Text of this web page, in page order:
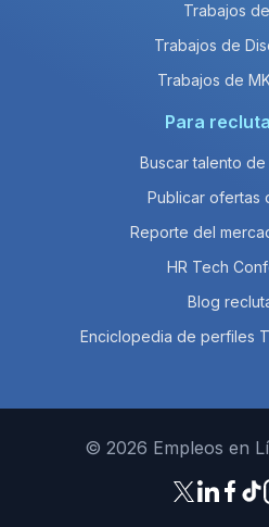
Trabajos
Trabajos de
Trabajos de
Para
Buscar talento
Publicar ofertas
Reporte del
HR Tech
Blog
Enciclopedia de perfiles
© 2026 Empleos en